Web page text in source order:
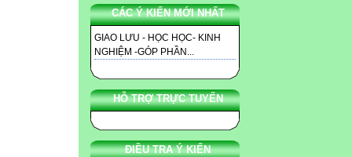
CÁC Ý KIẾN MỚI NHẤT
GIAO LƯU - HỌC HỌC- KINH
NGHIỆM -GÓP PHẦN...
HỖ TRỢ TRỰC TUYẾN
ĐIỀU TRA Ý KIẾN